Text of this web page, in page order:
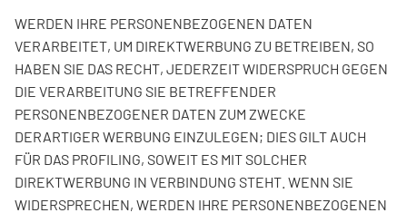
WERDEN IHRE PERSONENBEZOGENEN DATEN
VERARBEITET, UM DIREKTWERBUNG ZU BETREIBEN, SO
HABEN SIE DAS RECHT, JEDERZEIT WIDERSPRUCH GEGEN
DIE VERARBEITUNG SIE BETREFFENDER
PERSONENBEZOGENER DATEN ZUM ZWECKE
DERARTIGER WERBUNG EINZULEGEN; DIES GILT AUCH
FÜR DAS PROFILING, SOWEIT ES MIT SOLCHER
DIREKTWERBUNG IN VERBINDUNG STEHT. WENN SIE
WIDERSPRECHEN, WERDEN IHRE PERSONENBEZOGENEN